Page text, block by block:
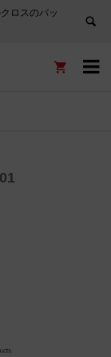
ロスのバッ

